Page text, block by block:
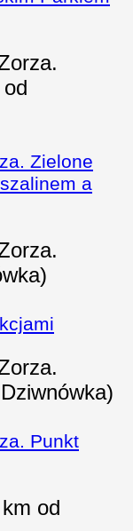
Zielone
a
Punkt
od